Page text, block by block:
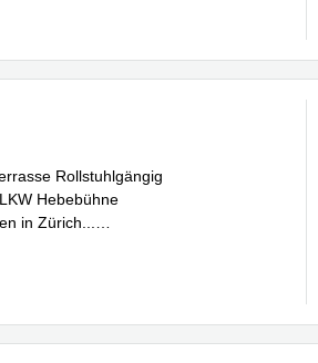
Rollstuhlgängig
Hebebühne
in Zürich